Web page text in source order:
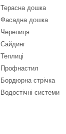
Терасна дошка
Фасадна дошка
Черепиця
Сайдинг
Теплиці
Профнастил
Бордюрна стрічка
Водостічні системи